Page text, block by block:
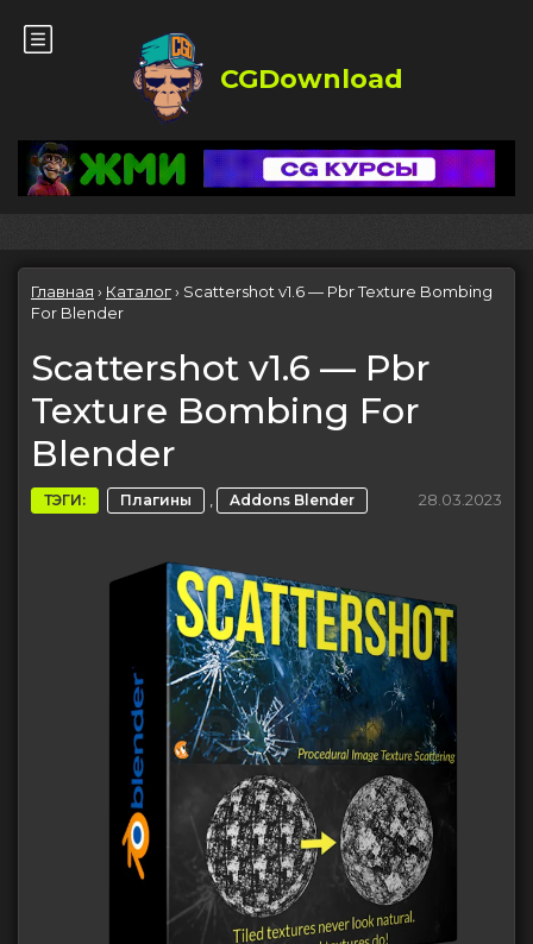
CGDownload
Главная › Каталог› Scattershot v1.6 — Pbr Texture Bombing
For Blender
Scattershot v1.6 — Pbr
Texture Bombing For
Blender
ТЭГИ: Плагины , Addons Blender 28.03.2023